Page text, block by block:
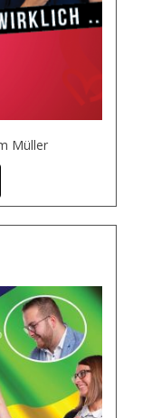
Müller